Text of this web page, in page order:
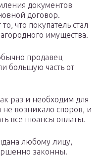
документов
договор.
что покупатель стал
имущества.
продавец
большую часть от
раз и необходим для
возникало споров, и
все нюансы оплаты.
любому лицу,
законны.